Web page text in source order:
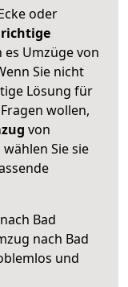
oder
richtige
es Umzüge von
Sie nicht
Lösung für
wollen,
von
Sie sie
Bad
nach Bad
und